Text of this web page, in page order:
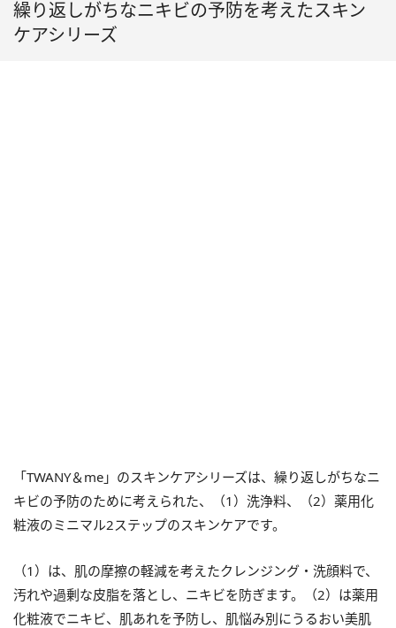
繰り返しがちなニキビの予防を考えたスキン
ケアシリーズ
「TWANY＆me」のスキンケアシリーズは、繰り返しがちなニ
キビの予防のために考えられた、（1）洗浄料、（2）薬用化
粧液のミニマル2ステップのスキンケアです。
（1）は、肌の摩擦の軽減を考えたクレンジング・洗顔料で、
汚れや過剰な皮脂を落とし、ニキビを防ぎます。（2）は薬用
化粧液でニキビ、肌あれを予防し、肌悩み別にうるおい美肌